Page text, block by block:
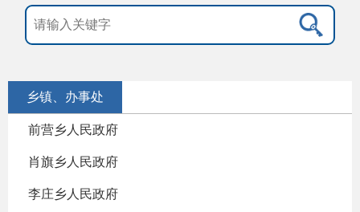
乡镇、办事处
前营乡人民政府
肖旗乡人民政府
李庄乡人民政府